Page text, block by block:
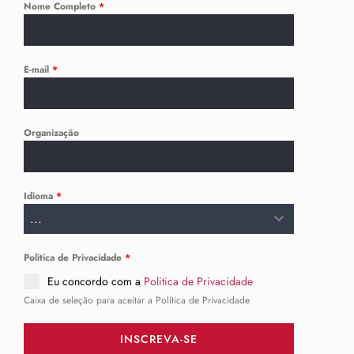
Nome Completo *
E-mail *
Organização
Idioma *
...
Politica de Privacidade *
Eu concordo com a Politica de Privacidade
Caixa de seleção para aceitar a Política de Privacidade
INSCREVA-SE